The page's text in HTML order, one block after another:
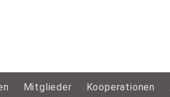
Mitglieder Kooperationen